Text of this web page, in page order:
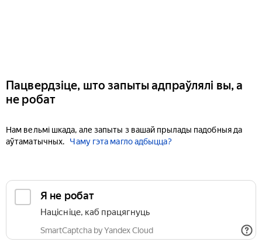
Пацвердзіце, што запыты адпраўлялі вы, а
не робат
Нам вельмі шкада, але запыты з вашай прылады падобныя да
аўтаматычных.
Чаму гэта магло адбыцца?
Я не робат
Націсніце, каб працягнуць
SmartCaptcha by Yandex Cloud